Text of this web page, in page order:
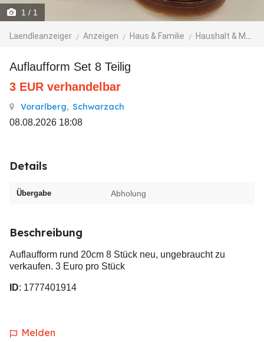
1 / 1
Laendleanzeiger Anzeigen Haus & Familie Haushalt & Möbel
Auflaufform Set 8 Teilig
3 EUR verhandelbar
Vorarlberg, Schwarzach
08.08.2026 18:08
Details
Übergabe Abholung
Beschreibung
Auflaufform rund 20cm 8 Stück neu, ungebraucht zu
verkaufen. 3 Euro pro Stück
ID: 1777401914
Melden